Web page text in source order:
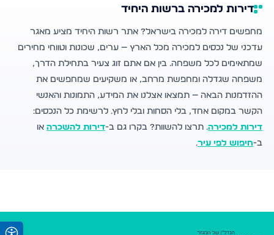
דירות למכירה ברשות היחיד
מחפשים דירה למכירה בישראל? אתר רשות היחיד מציע מאגר
עדכני של נכסים למכירה מכל הארץ — ערים, שכונות וטווחי מחירים
שמתאימים לכל משפחה. בין אם אתם זוג צעיר בתחילת הדרך,
משפחה שגדלה ומחפשת מרחב, או משקיעים שמחפשים את
ההזדמנות הבאה — תמצאו אצלנו את המידע, התמונות והאנשי
הקשר במקום אחד, בלי הסחות ובלי לחץ. לרשימת כל הנכסים:
דירות למכירה. תרצו להשוות? בקרו גם ב-דירות להשכרה או
ב-חיפוש לפי עיר.